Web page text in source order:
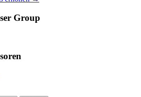
Group